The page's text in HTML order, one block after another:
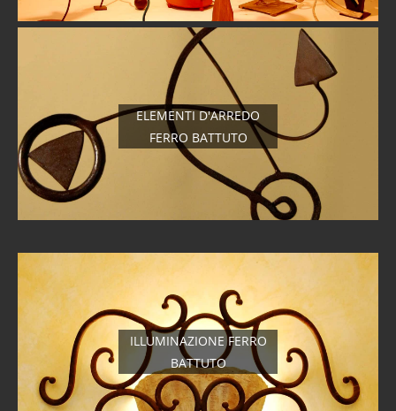
ELEMENTI D'ARREDO
FERRO BATTUTO
ILLUMINAZIONE FERRO
BATTUTO